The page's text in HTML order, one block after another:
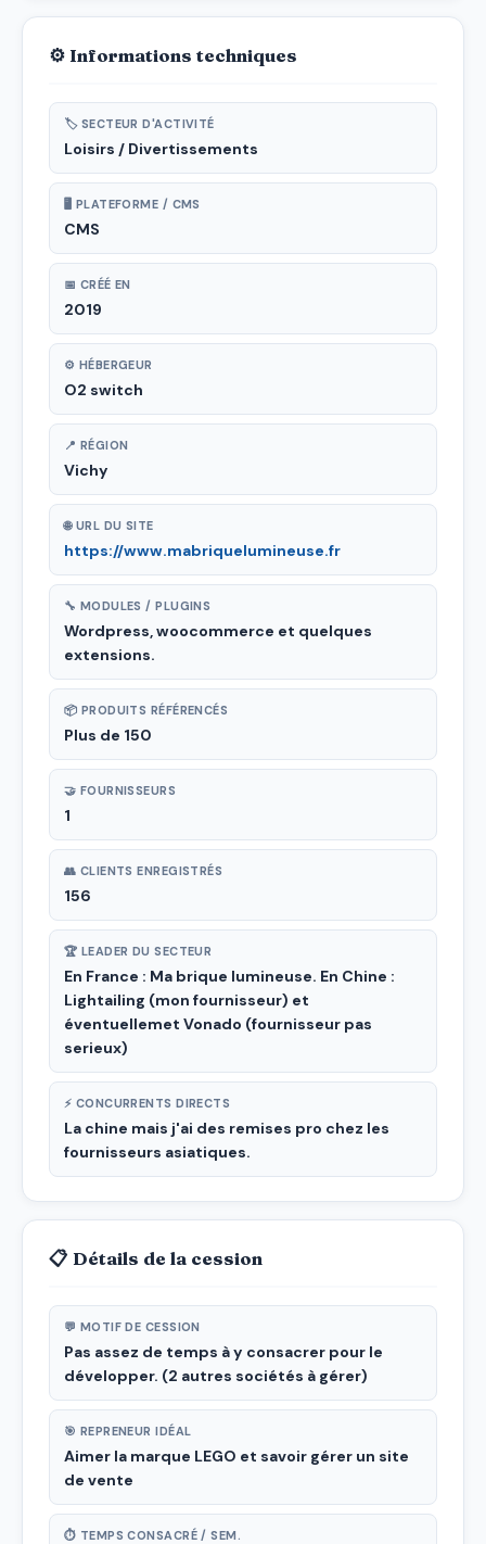
⚙ Informations techniques
🏷 SECTEUR D'ACTIVITÉ
Loisirs / Divertissements
🖥 PLATEFORME / CMS
CMS
📅 CRÉÉ EN
2019
⚙ HÉBERGEUR
O2 switch
📍 RÉGION
Vichy
🌐 URL DU SITE
https://www.mabriquelumineuse.fr
🔧 MODULES / PLUGINS
Wordpress, woocommerce et quelques
extensions.
📦 PRODUITS RÉFÉRENCÉS
Plus de 150
🤝 FOURNISSEURS
1
👥 CLIENTS ENREGISTRÉS
156
🏆 LEADER DU SECTEUR
En France : Ma brique lumineuse. En Chine :
Lightailing (mon fournisseur) et
éventuellemet Vonado (fournisseur pas
serieux)
⚡ CONCURRENTS DIRECTS
La chine mais j'ai des remises pro chez les
fournisseurs asiatiques.
📋 Détails de la cession
💬 MOTIF DE CESSION
Pas assez de temps à y consacrer pour le
développer. (2 autres sociétés à gérer)
🎯 REPRENEUR IDÉAL
Aimer la marque LEGO et savoir gérer un site
de vente
⏱ TEMPS CONSACRÉ / SEM.